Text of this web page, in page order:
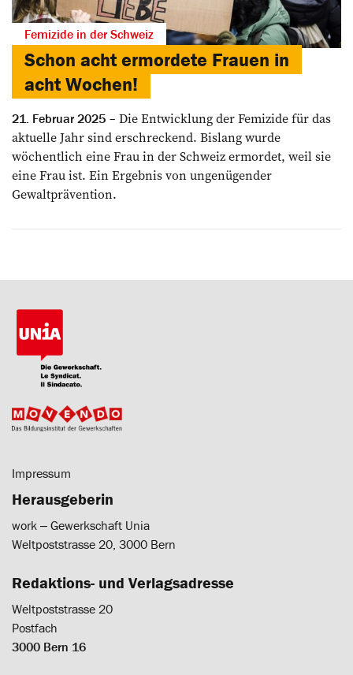
Femizide in der Schweiz
Schon acht ermordete Frauen in
acht Wochen!
21. Februar 2025
Die Entwicklung der Femizide für das
aktuelle Jahr sind erschreckend. Bislang wurde
wöchentlich eine Frau in der Schweiz ermordet, weil sie
eine Frau ist. Ein Ergebnis von ungenügender
Gewaltprävention.
Impressum
Herausgeberin
work ‒ Gewerkschaft Unia
Weltpoststrasse 20, 3000 Bern
Redaktions- und Verlagsadresse
Weltpoststrasse 20
Postfach
3000 Bern 16